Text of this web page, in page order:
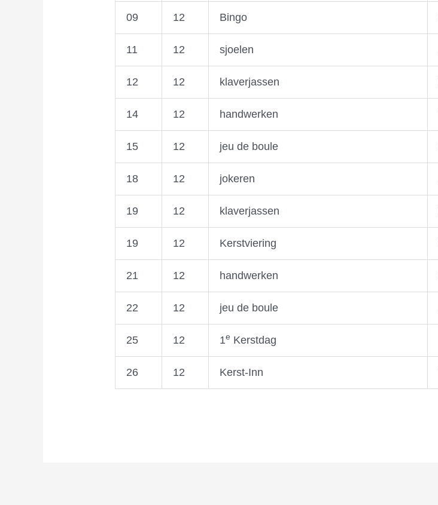
09 12 Bingo
11 12 sjoelen
12 12 klaverjassen
14 12 handwerken
15 12 jeu de boule
18 12 jokeren
19 12 klaverjassen
19 12 Kerstviering
21 12 handwerken
22 12 jeu de boule
25 12 1e Kerstdag
26 12 Kerst-Inn